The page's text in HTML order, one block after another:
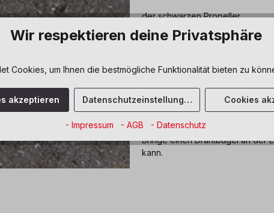
der schwarzen Propeller.
Schritt 9: Blaulichter anbringen
Klebe ein kleines blaues
Setze das zweite blaue
das Licht sicher befestigt
Bringe einen Drahtbügel an der
kann.
Wir respektieren deine Privatsphäre
Cookies, um Ihnen die bestmögliche Funktionalität bieten zu
akzeptieren Datenschutzeinstellungen Cookies
- Impressum - AGB - Datenschutz